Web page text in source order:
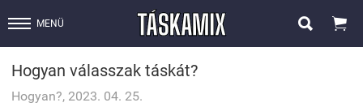
MENÜ  
Hogyan válasszak táskát?
Hogyan?, 2023. 04. 25.